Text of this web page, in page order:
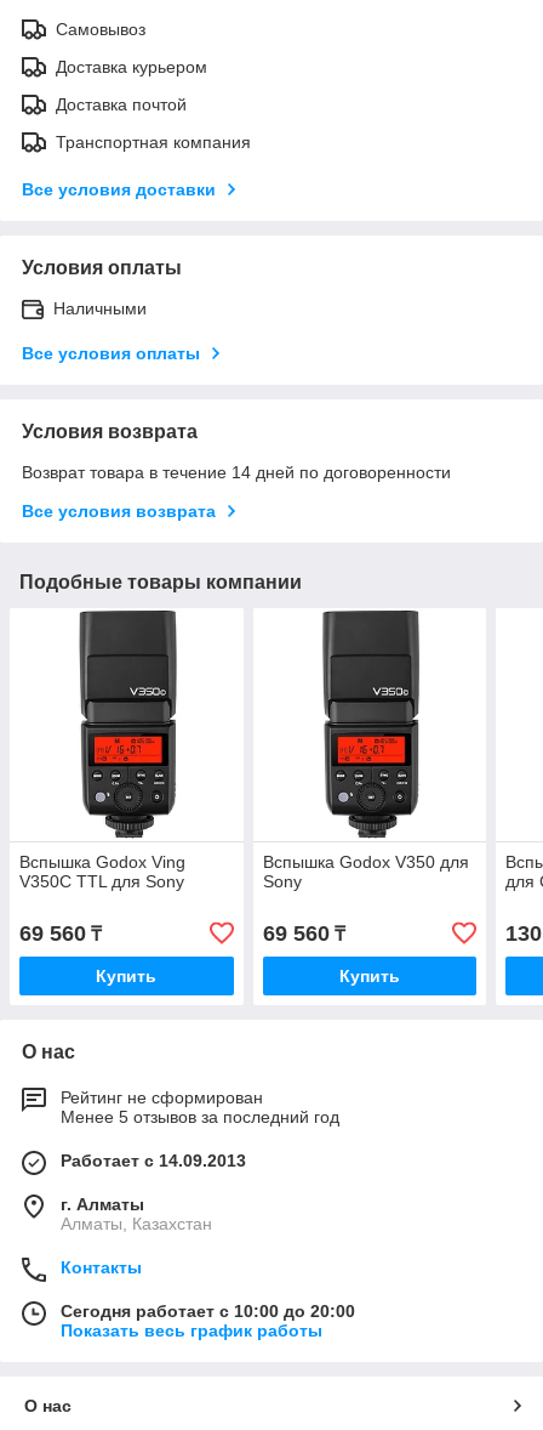
Самовывоз
Доставка курьером
Доставка почтой
Транспортная компания
Все условия доставки
Условия оплаты
Наличными
Все условия оплаты
Условия возврата
Возврат товара в течение 14 дней по договоренности
Все условия возврата
Подобные товары компании
Вспышка Godox Ving
V350C TTL для Sony
69 560 ₸
Купить
Вспышка Godox V350 для
Sony
69 560₸
Купить
для
О нас
Рейтинг не сформирован
Менее 5 отзывов за последний год
Работает с 14.09.2013
г. Алматы
Алматы, Казахстан
Контакты
Сегодня работает с 10:00 до 20:00
Показать весь график работы
О нас